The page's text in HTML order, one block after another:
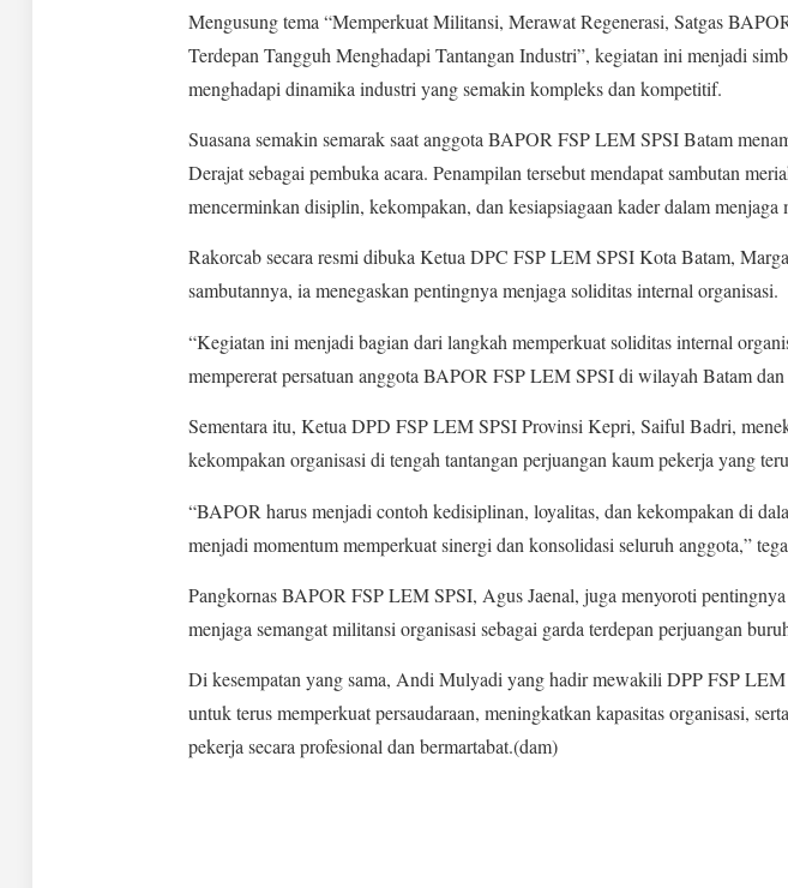
Mengusung tema “Memperkuat Militansi, Merawat Regenerasi, Satgas
Terdepan Tangguh Menghadapi Tantangan Industri”, kegiatan ini menjadi
menghadapi dinamika industri yang semakin kompleks dan kompetitif.
Suasana semakin semarak saat anggota BAPOR FSP LEM SPSI Batam
Derajat sebagai pembuka acara. Penampilan tersebut mendapat sambutan
mencerminkan disiplin, kekompakan, dan kesiapsiagaan kader dalam menjaga
Rakorcab secara resmi dibuka Ketua DPC FSP LEM SPSI Kota Batam,
sambutannya, ia menegaskan pentingnya menjaga soliditas internal organisasi.
“Kegiatan ini menjadi bagian dari langkah memperkuat soliditas internal
mempererat persatuan anggota BAPOR FSP LEM SPSI di wilayah Batam
Sementara itu, Ketua DPD FSP LEM SPSI Provinsi Kepri, Saiful Badri,
kekompakan organisasi di tengah tantangan perjuangan kaum pekerja yang
“BAPOR harus menjadi contoh kedisiplinan, loyalitas, dan kekompakan di
menjadi momentum memperkuat sinergi dan konsolidasi seluruh anggota,”
Pangkornas BAPOR FSP LEM SPSI, Agus Jaenal, juga menyoroti
menjaga semangat militansi organisasi sebagai garda terdepan perjuangan
Di kesempatan yang sama, Andi Mulyadi yang hadir mewakili DPP FSP LEM
untuk terus memperkuat persaudaraan, meningkatkan kapasitas organisasi,
pekerja secara profesional dan bermartabat.(dam)